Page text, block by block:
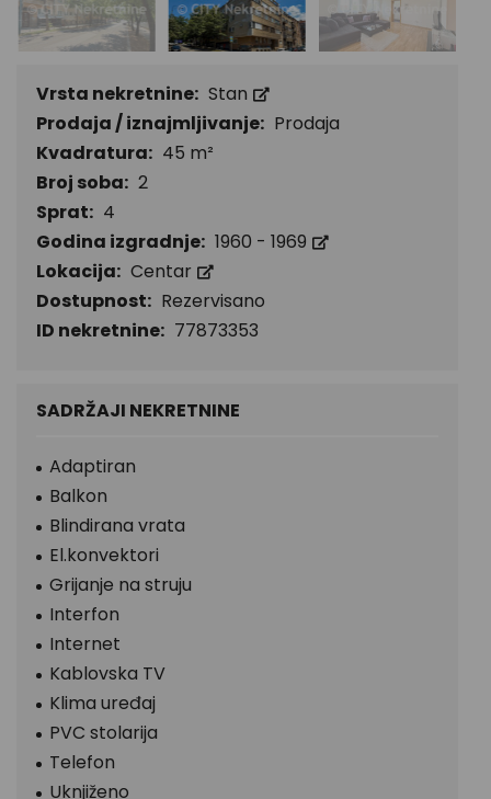
Vrsta nekretnine: Stan
Prodaja / iznajmljivanje: Prodaja
Kvadratura: 45 m²
Broj soba: 2
Sprat: 4
Godina izgradnje: 1960 - 1969
Lokacija: Centar
Dostupnost: Rezervisano
ID nekretnine: 77873353
SADRŽAJI NEKRETNINE
Adaptiran
Balkon
Blindirana vrata
El.konvektori
Grijanje na struju
Interfon
Internet
Kablovska TV
Klima uređaj
PVC stolarija
Telefon
Uknjiženo